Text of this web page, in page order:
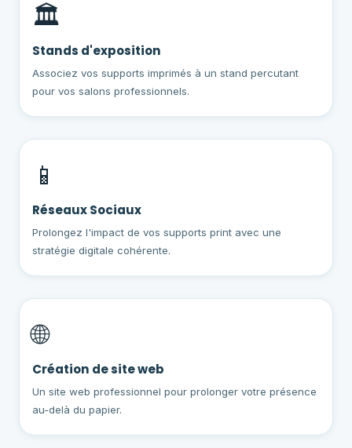
🏛️
Stands d'exposition
Associez vos supports imprimés à un stand percutant
pour vos salons professionnels.
📱
Réseaux Sociaux
Prolongez l'impact de vos supports print avec une
stratégie digitale cohérente.
🌐
Création de site web
Un site web professionnel pour prolonger votre présence
au-delà du papier.